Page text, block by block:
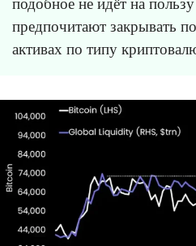
подобное не идёт на
предпочитают закрывать
активах по типу